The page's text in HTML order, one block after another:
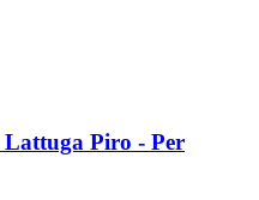
Lattuga Piro -​ Per